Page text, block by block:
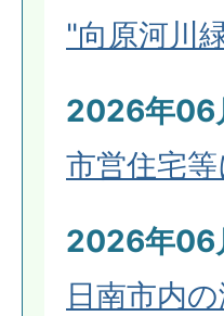
"向原河川
2026年06
市営住宅
2026年06
日南市内